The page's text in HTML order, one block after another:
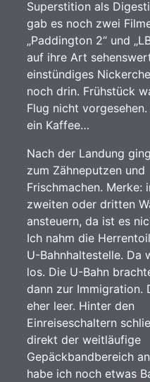
Superstition als
gab es noch zwei
„Paddington 2“ und
auf ihre Art
einstündiges
noch drin. Frühstück
Flug nicht
ein Kaffee…
Nach der Landung
zum Zähneputzen und
Frischmachen. Merke:
zweiten oder dritten
ansteuern, da ist es
Ich nahm die
U-Bahnhaltestelle. Da
los. Die U-Bahn
dann zur Immigration.
eher leer. Hinter den
Einreiseschaltern
direkt der weitläufige
Gepäckbandbereich
habe ich noch etwas